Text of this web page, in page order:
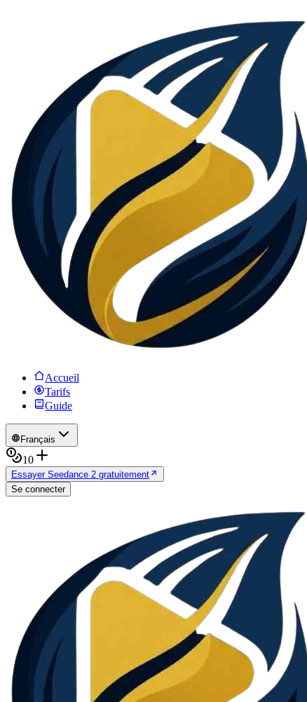
Accueil
Tarifs
Guide
Français
10
Essayer Seedance 2 gratuitement
Se connecter